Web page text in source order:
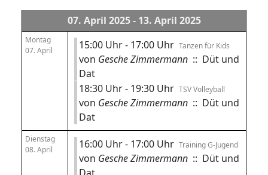
07. April 2025 - 13. April 2025
Montag
07. April
15:00 Uhr - 17:00 Uhr Tanzen für Kids
von Gesche Zimmermann :: Düt und
Dat
18:30 Uhr - 19:30 Uhr TSV Volleyball
von Gesche Zimmermann :: Düt und
Dat
Dienstag
08. April
16:00 Uhr - 17:00 Uhr Training G-Jugend
von Gesche Zimmermann :: Düt und